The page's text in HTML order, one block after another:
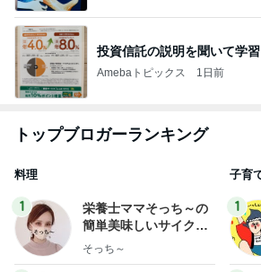
投資信託の説明を聞いて学
Amebaトピックス 1日前
トップブロガーランキング
料理
1
栄養士ママそっち～の
簡単美味しいサイクル
献立
そっち～
子育
1